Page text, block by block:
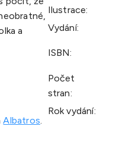
a
Albatros
Ilustrace:
Vydání:
ISBN:
Počet
stran:
Rok vydání: